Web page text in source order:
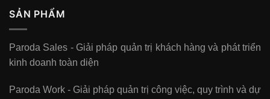
SẢN PHẨM
Paroda Sales - Giải pháp quản trị khách hàng và phát triển
kinh doanh toàn diện
Paroda Work - Giải pháp quản trị công việc, quy trình và dự